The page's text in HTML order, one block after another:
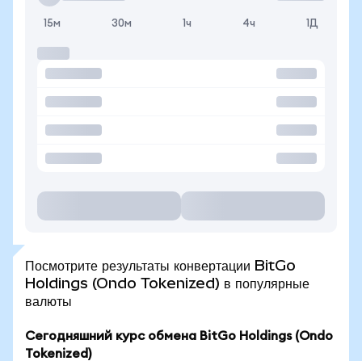
15м 30м 1ч 4ч 1Д
Посмотрите результаты конвертации BitGo
Holdings (Ondo Tokenized) в популярные
валюты
Сегодняшний курс обмена BitGo Holdings (Ondo
Tokenized)